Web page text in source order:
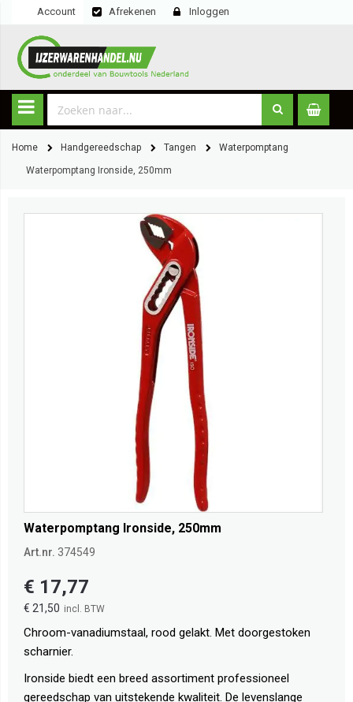
Account Afrekenen Inloggen
Home Handgereedschap Tangen Waterpomptang
Waterpomptang Ironside, 250mm
Waterpomptang Ironside, 250mm
Art.nr. 374549
€ 21,50
€ 17,77
Chroom-vanadiumstaal, rood gelakt. Met doorgestoken
scharnier.
Ironside biedt een breed assortiment professioneel
gereedschap van uitstekende kwaliteit. De levenslange